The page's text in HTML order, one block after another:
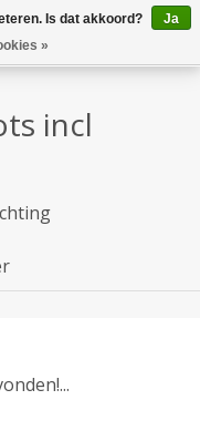
incl
Is dat akkoord?
Ja
»